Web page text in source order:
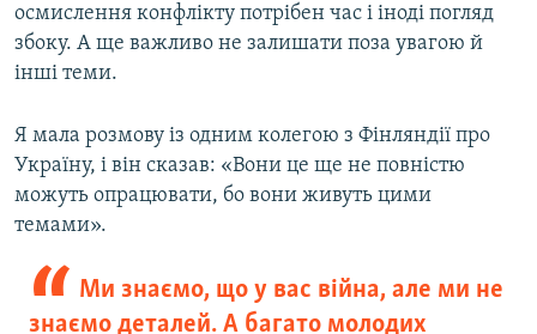
осмислення конфлікту потрібен час і іноді погляд
збоку. А ще важливо не залишати поза увагою й
інші теми.
Я мала розмову із одним колегою з Фінляндії про
Україну, і він сказав: «Вони це ще не повністю
можуть опрацювати, бо вони живуть цими
темами».
Ми знаємо, що у вас війна, але ми не
знаємо деталей. А багато молодих